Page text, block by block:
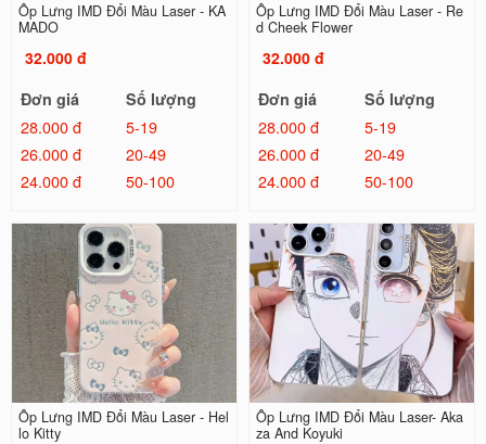
Ốp Lưng IMD Đổi Màu Laser - KA
MADO
32.000 đ
Đơn giá
Số lượng
28.000 đ
5-19
26.000 đ
20-49
24.000 đ
50-100
Ốp Lưng IMD Đổi Màu Laser - Re
d Cheek Flower
32.000 đ
Đơn giá
Số lượng
28.000 đ
5-19
26.000 đ
20-49
24.000 đ
50-100
Ốp Lưng IMD Đổi Màu Laser - Hel
lo Kitty
Ốp Lưng IMD Đổi Màu Laser- Aka
za And Koyuki